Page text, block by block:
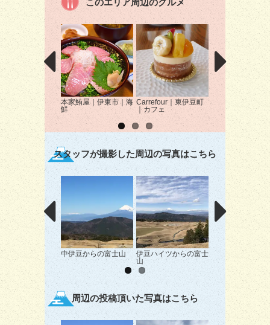
このエリア周辺のグルメ
本家鮪屋｜伊東市｜海
鮮
Carrefour｜東伊豆町
｜カフェ
わらび餅専門店
｜伊東市｜スイ
スタッフが撮影した周辺の写真はこちら
中伊豆からの富士山
伊豆ハイツからの富士
山
大室山山頂から
周辺の投稿頂いた写真はこちら